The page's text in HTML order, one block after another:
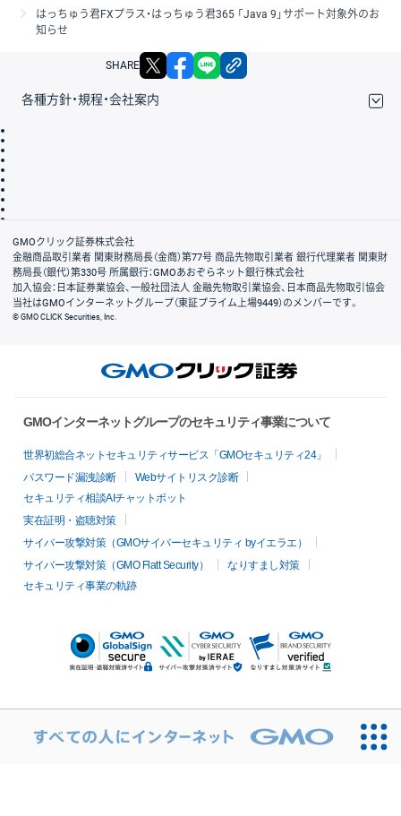
はっちゅう君FXプラス・はっちゅう君365 「Java 9」サポート対象外のお
知らせ
SHARE X facebook
各種方針・規程・会社案内
会社案内
GMOクリック証券株式会社
金融商品取引業者 関東財務局長（金商）第77号 商品先物取引業者 銀行代理業者 関東財
務局長（銀代）第330号 所属銀行：GMOあおぞらネット銀行株式会社
加入協会：日本証券業協会、一般社団法人 金融先物取引業協会、日本商品先物取引協会
当社はGMOインターネットグループ（東証プライム上場9449）のメンバーです。
© GMO CLICK Securities, Inc.
GMOインターネットグループのセキュリティ事業について
世界初総合ネットセキュリティサービス「GMOセキュリティ24」
パスワード漏洩診断
Webサイトリスク診断
セキュリティ相談AIチャットボット
実在証明・盗聴対策
サイバー攻撃対策（GMOサイバーセキュリティ byイエラエ）
サイバー攻撃対策（GMO Flatt Security）
なりすまし対策
セキュリティ事業の軌跡